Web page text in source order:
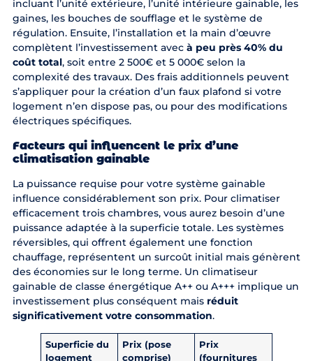
incluant l’unité extérieure, l’unité intérieure gainable, les
gaines, les bouches de soufflage et le système de
régulation. Ensuite, l’installation et la main d’œuvre
complètent l’investissement avec à peu près 40% du
coût total, soit entre 2 500€ et 5 000€ selon la
complexité des travaux. Des frais additionnels peuvent
s’appliquer pour la création d’un faux plafond si votre
logement n’en dispose pas, ou pour des modifications
électriques spécifiques.
Facteurs qui influencent le prix d’une
climatisation gainable
La puissance requise pour votre système gainable
influence considérablement son prix. Pour climatiser
efficacement trois chambres, vous aurez besoin d’une
puissance adaptée à la superficie totale. Les systèmes
réversibles, qui offrent également une fonction
chauffage, représentent un surcoût initial mais génèrent
des économies sur le long terme. Un climatiseur
gainable de classe énergétique A++ ou A+++ implique un
investissement plus conséquent mais réduit
significativement votre consommation.
Superficie du
logement
Prix (pose
comprise)
Prix
(fournitures